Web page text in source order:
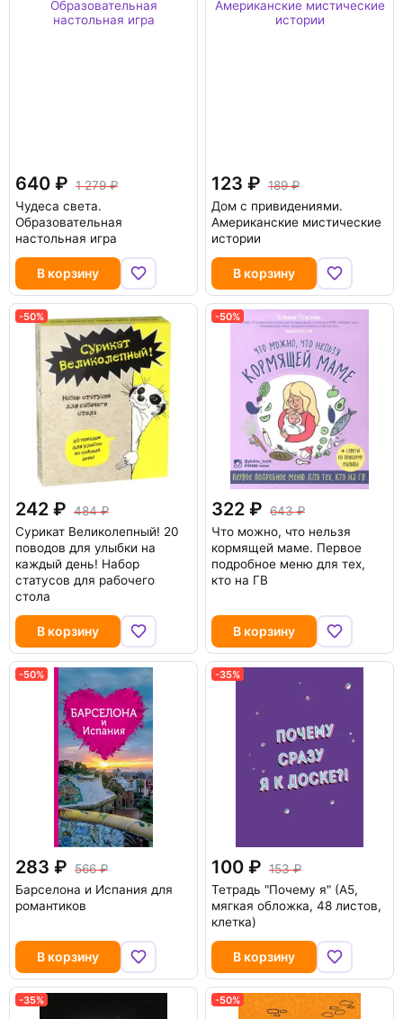
640
1 279
Чудеса света.
Образовательная
настольная игра
В корзину
123
189
Дом с привидениями.
Американские мистические
истории
В корзину
-50%
242
484
Сурикат Великолепный! 20
поводов для улыбки на
каждый день! Набор
статусов для рабочего
стола
В корзину
-50%
322
643
Что можно, что нельзя
кормящей маме. Первое
подробное меню для тех,
кто на ГВ
В корзину
-50%
283
566
Барселона и Испания для
романтиков
В корзину
-35%
100
153
Тетрадь "Почему я" (А5,
мягкая обложка, 48 листов,
клетка)
В корзину
-35% -50%